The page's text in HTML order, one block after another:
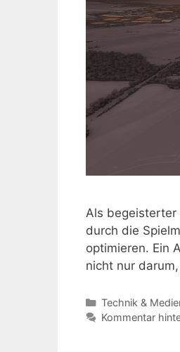
Als begeisterter
durch die
optimieren. Ein
nicht nur
Kategorien
Technik &
Kommentar